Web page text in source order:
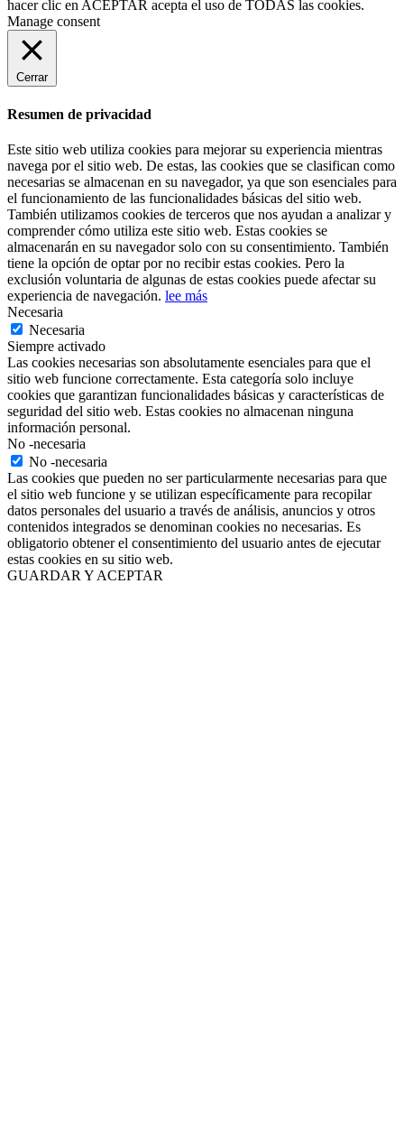
hacer clic en ACEPTAR acepta el uso de TODAS las cookies.
Manage consent
Cerrar
Resumen de privacidad
Este sitio web utiliza cookies para mejorar su experiencia mientras
navega por el sitio web. De estas, las cookies que se clasifican como
necesarias se almacenan en su navegador, ya que son esenciales para
el funcionamiento de las funcionalidades básicas del sitio web.
También utilizamos cookies de terceros que nos ayudan a analizar y
comprender cómo utiliza este sitio web. Estas cookies se
almacenarán en su navegador solo con su consentimiento. También
tiene la opción de optar por no recibir estas cookies. Pero la
exclusión voluntaria de algunas de estas cookies puede afectar su
experiencia de navegación. lee más
Necesaria
Necesaria
Siempre activado
Las cookies necesarias son absolutamente esenciales para que el
sitio web funcione correctamente. Esta categoría solo incluye
cookies que garantizan funcionalidades básicas y características de
seguridad del sitio web. Estas cookies no almacenan ninguna
información personal.
No -necesaria
No -necesaria
Las cookies que pueden no ser particularmente necesarias para que
el sitio web funcione y se utilizan específicamente para recopilar
datos personales del usuario a través de análisis, anuncios y otros
contenidos integrados se denominan cookies no necesarias. Es
obligatorio obtener el consentimiento del usuario antes de ejecutar
estas cookies en su sitio web.
GUARDAR Y ACEPTAR